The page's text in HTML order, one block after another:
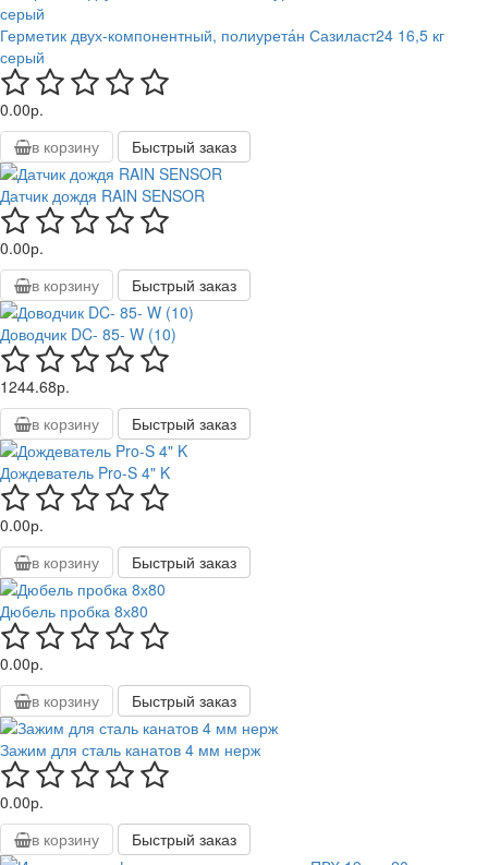
Герметик двух-компонентный, полиурета́н Сазиласт24 16,5 кг
серый
0.00р.
в корзину
Быстрый заказ
Датчик дождя RAIN SENSOR
0.00р.
в корзину
Быстрый заказ
Доводчик DC- 85- W (10)
1244.68р.
в корзину
Быстрый заказ
Дождеватель Pro-S 4" K
0.00р.
в корзину
Быстрый заказ
Дюбель пробка 8х80
0.00р.
в корзину
Быстрый заказ
Зажим для сталь канатов 4 мм нерж
0.00р.
в корзину
Быстрый заказ